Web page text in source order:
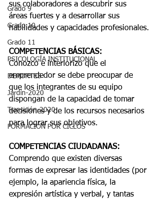
Grado 9
Grado 10
Grado 11
PSICOLOGÍA INSTITUCIONAL
DEPORTES
Jardín-2020
Transición-2020
FORMACIÓN POR CICLOS
sus colaboradores a descubrir sus
áreas fuertes y a desarrollar sus
habilidades y capacidades profesionales.
COMPETENCIAS BÁSICAS:
Conozco e interiorizo que el
emprendedor se debe preocupar de
que los integrantes de su equipo
dispongan de la capacidad de tomar
decisiones y de los recursos necesarios
para lograr sus objetivos.
COMPETENCIAS CIUDADANAS:
Comprendo que existen diversas
formas de expresar las identidades (por
ejemplo, la apariencia física, la
expresión artística y verbal, y tantas